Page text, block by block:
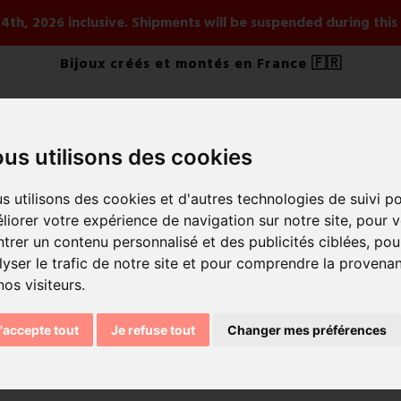
utilisons des cookies
utilisons des cookies et d'autres technologies de suivi
votre expérience de navigation sur notre site, pour
un contenu personnalisé et des publicités ciblées,
le trafic de notre site et pour comprendre la
visiteurs.
tout Je refuse tout Changer mes préférences
2026 inclusive. Shipments will be suspended during
Bijoux créés et montés en France 🇫🇷
BY STYLE BY COLLECTION
Sort by: